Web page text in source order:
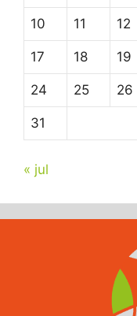
10 11 12
17 18 19
24 25 26
31
« jul